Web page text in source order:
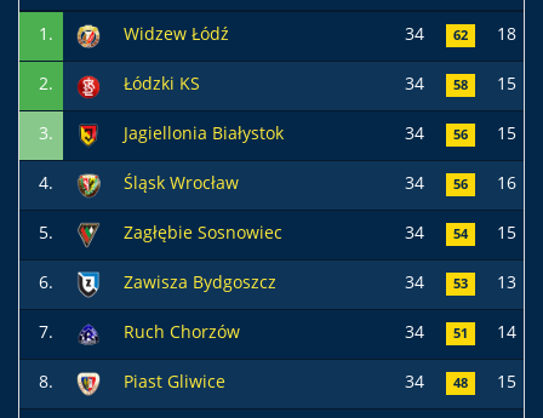
1.
Widzew Łódź 34 62 18
2. Łódzki KS 34 58 15
3. Jagiellonia Białystok 34 56 15
4. Śląsk Wrocław 34 56 16
5. Zagłębie Sosnowiec 34 54 15
6. Zawisza Bydgoszcz 34 53 13
7. Ruch Chorzów 34 51 14
8. Piast Gliwice 34 48 15